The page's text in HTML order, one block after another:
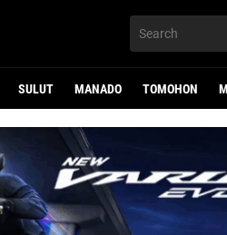
SULUT MANADO TOMOHON